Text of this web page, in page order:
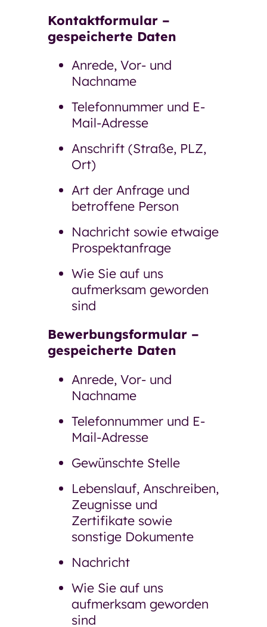
03943 92 08 88
Kontaktformular –
gespeicherte Daten
Anrede, Vor- und
Nachname
Telefonnummer und E-
Mail-Adresse
Anschrift (Straße, PLZ,
Ort)
Art der Anfrage und
betroffene Person
Nachricht sowie etwaige
Prospektanfrage
Wie Sie auf uns
aufmerksam geworden
sind
Bewerbungsformular –
gespeicherte Daten
Anrede, Vor- und
Nachname
Telefonnummer und E-
Mail-Adresse
Gewünschte Stelle
Lebenslauf, Anschreiben,
Zeugnisse und
Zertifikate sowie
sonstige Dokumente
Nachricht
Wie Sie auf uns
aufmerksam geworden
sind